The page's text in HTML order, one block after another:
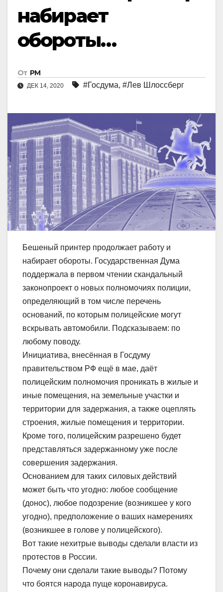
набирает
обороты…
От РМ
ДЕК 14, 2020 #Госдума, #Лев Шлоссберг
Бешеный принтер продолжает работу и
набирает обороты. Государственная Дума
поддержала в первом чтении скандальный
законопроект о новых полномочиях полиции,
определяющий в том числе перечень
оснований, по которым полицейские могут
вскрывать автомобили. Подсказываем: по
любому поводу.
Инициатива, внесённая в Госдуму
правительством РФ ещё в мае, даёт
полицейским полномочия проникать в жилые и
иные помещения, на земельные участки и
территории для задержания, а также оцеплять
строения, жилые помещения и территории.
Кроме того, полицейским разрешено будет
представляться задержанному уже после
совершения задержания.
Основанием для таких силовых действий
может быть что угодно: любое сообщение
(донос), любое подозрение (возникшее у кого
угодно), предположение о ваших намерениях
(возникшее в голове у полицейского).
Вот такие нехитрые выводы сделали власти из
протестов в России.
Почему они сделали такие выводы? Потому
что боятся народа пуще коронавируса.